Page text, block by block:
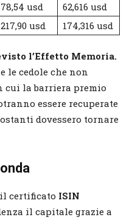
78,54 usd
62,616 usd
217,90 usd 174,316 usd
l’Effetto Memoria.
le cedole che non
cui la barriera premio
essere recuperate
dovessero tornare
certificato ISIN
il capitale grazie a